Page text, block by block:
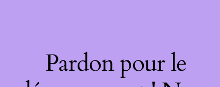
Pardon pour le